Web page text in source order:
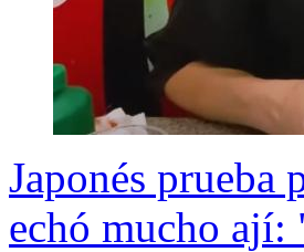
Japonés prueba
echó mucho ají: